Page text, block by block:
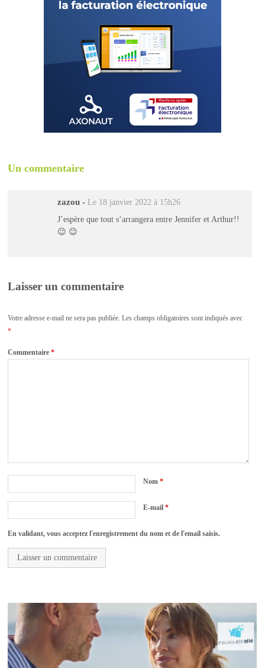
Un commentaire
zazou - Le 18 janvier 2022 à 15h26
J’espère que tout s’arrangera entre Jennifer et Arthur!!
😉 😉
Laisser un commentaire
Votre adresse e-mail ne sera pas publiée. Les champs obligatoires sont indiqués avec
*
Commentaire*
Nom*
E-mail*
En validant, vous acceptez l'enregistrement du nom et de l'email saisis.